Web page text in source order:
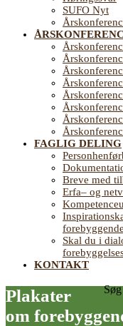
SUFO Nyt
FAGLIG DELING
Breve med
Erfa– og
Skal du i
KONTAKT
Plakater
om